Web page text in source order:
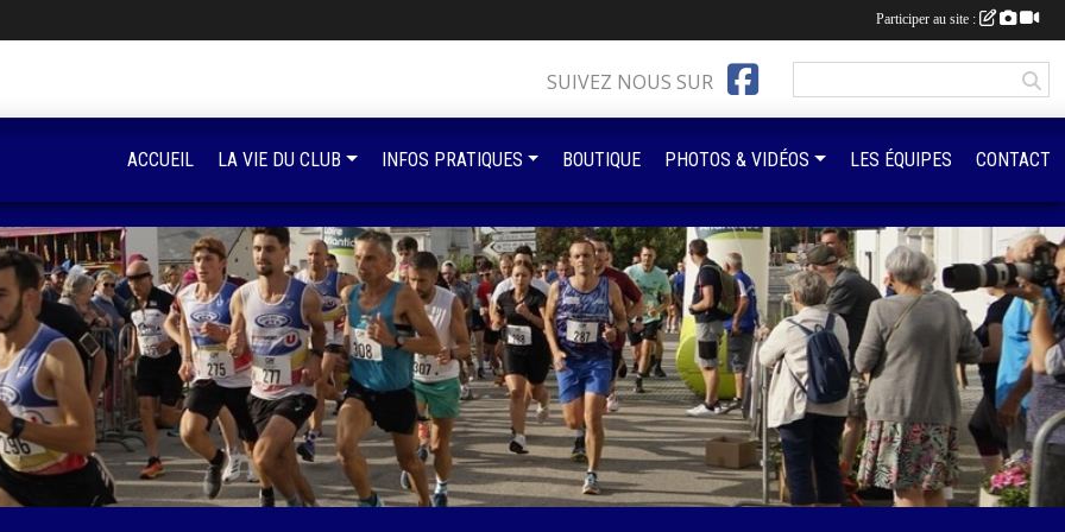
SUIVEZ NOUS SUR
ACCUEIL LA VIE DU CLUB INFOS PRATIQUES BOUTIQUE PHOTOS & VIDÉOS LES ÉQUIPES CONTACT
Participer au site :